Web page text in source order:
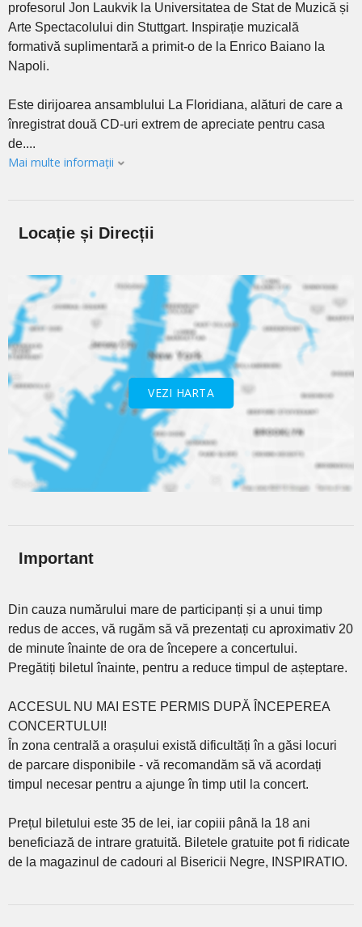
profesorul Jon Laukvik la Universitatea de Stat de Muzică și
Arte Spectacolului din Stuttgart. Inspirație muzicală
formativă suplimentară a primit-o de la Enrico Baiano la
Napoli.
Este dirijoarea ansamblului La Floridiana, alături de care a
înregistrat două CD-uri extrem de apreciate pentru casa
de....
Mai multe informații
Locație și Direcții
VEZI HARTA
Important
Din cauza numărului mare de participanți și a unui timp
redus de acces, vă rugăm să vă prezentați cu aproximativ 20
de minute înainte de ora de începere a concertului.
Pregătiți biletul înainte, pentru a reduce timpul de așteptare.
ACCESUL NU MAI ESTE PERMIS DUPĂ ÎNCEPEREA
CONCERTULUI!
În zona centrală a orașului există dificultăți în a găsi locuri
de parcare disponibile - vă recomandăm să vă acordați
timpul necesar pentru a ajunge în timp util la concert.
Prețul biletului este 35 de lei, iar copiii până la 18 ani
beneficiază de intrare gratuită. Biletele gratuite pot fi ridicate
de la magazinul de cadouri al Bisericii Negre, INSPIRATIO.